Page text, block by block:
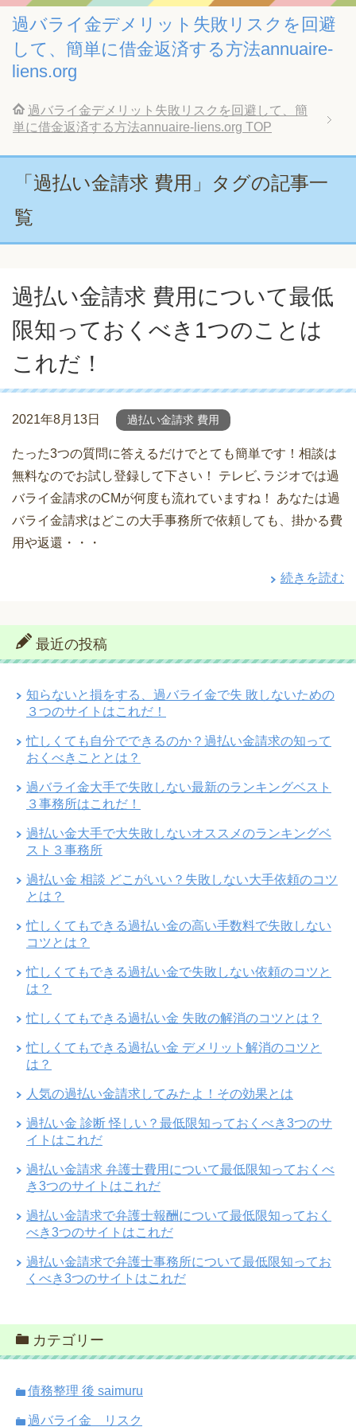
過バライ金デメリット失敗リスクを回避
して、簡単に借金返済する方法annuaire-
liens.org
過バライ金デメリット失敗リスクを回避して、簡
単に借金返済する方法annuaire-liens.org TOP
「過払い金請求 費用」タグの記事一
覧
過払い金請求 費用について最低
限知っておくべき1つのことは
これだ！
2021年8月13日 過払い金請求 費用
たった3つの質問に答えるだけでとても簡単です！相談は
無料なのでお試し登録して下さい！ テレビ､ラジオでは過
バライ金請求のCMが何度も流れていますね！ あなたは過
バライ金請求はどこの大手事務所で依頼しても、掛かる費
用や返還・・・
続きを読む
最近の投稿
知らないと損をする、過バライ金で失 敗しないための
３つのサイトはこれだ！
忙しくても自分でできるのか？過払い金請求の知って
おくべきこととは？
過バライ金大手で失敗しない最新のランキングベスト
３事務所はこれだ！
過払い金大手で大失敗しないオススメのランキングベ
スト３事務所
過払い金 相談 どこがいい？失敗しない大手依頼のコツ
とは？
忙しくてもできる過払い金の高い手数料で失敗しない
コツとは？
忙しくてもできる過払い金で失敗しない依頼のコツと
は？
忙しくてもできる過払い金 失敗の解消のコツとは？
忙しくてもできる過払い金 デメリット解消のコツと
は？
人気の過払い金請求してみたよ！その効果とは
過払い金 診断 怪しい？最低限知っておくべき3つのサ
イトはこれだ
過払い金請求 弁護士費用について最低限知っておくべ
き3つのサイトはこれだ
過払い金請求で弁護士報酬について最低限知っておく
べき3つのサイトはこれだ
過払い金請求で弁護士事務所について最低限知ってお
くべき3つのサイトはこれだ
カテゴリー
債務整理 後 saimuru
過バライ金 リスク